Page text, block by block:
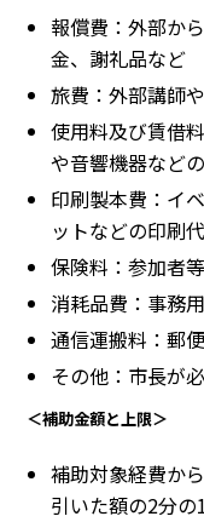
報償費：外部か
金、謝礼品など
旅費：外部講師
使用料及び賃借
や音響機器など
印刷製本費：イ
ットなどの印刷代
保険料：参加者
消耗品費：事務
通信運搬料：郵
その他：市長が
＜補助金額と上限＞
補助対象経費か
引いた額の2分の